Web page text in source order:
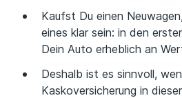
Kaufst Du einen
eines klar sein: in den
Dein Auto erheblich an
Deshalb ist es sinnvoll,
Kaskoversicherung in